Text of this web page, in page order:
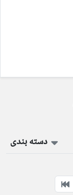
دسته بندی